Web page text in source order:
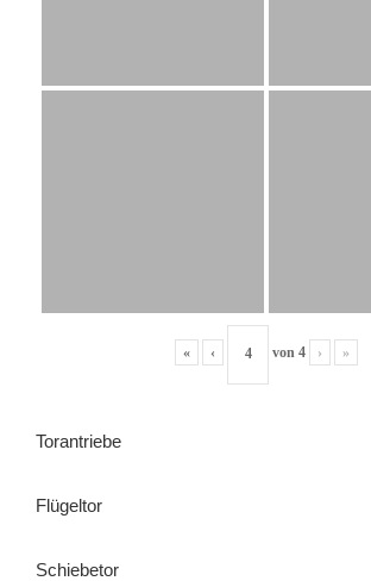
« ‹ von 4 › »
Torantriebe
Flügeltor
Schiebetor